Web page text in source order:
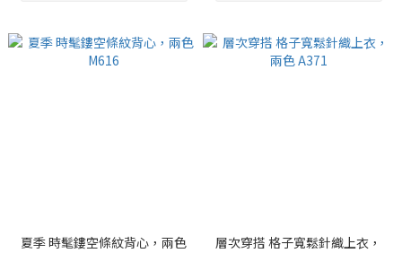
夏季 時髦鏤空條紋背心，兩色
層次穿搭 格子寬鬆針織上衣，